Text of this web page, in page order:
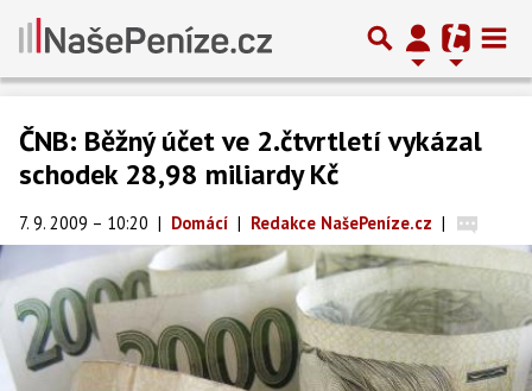
ČNB: Běžný účet ve 2.čtvrtletí vykázal
schodek 28,98 miliardy Kč
7. 9. 2009 – 10:20 | Domácí | Redakce NašePeníze.cz |